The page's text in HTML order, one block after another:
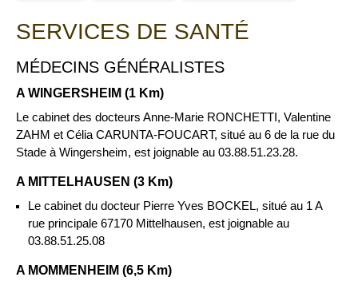
SERVICES DE SANTÉ
MÉDECINS GÉNÉRALISTES
A WINGERSHEIM (1 Km)
Le cabinet des docteurs Anne-Marie RONCHETTI, Valentine
ZAHM et Célia CARUNTA-FOUCART, situé au 6 de la rue du
Stade à Wingersheim, est joignable au 03.88.51.23.28.
A MITTELHAUSEN (3 Km)
Le cabinet du docteur Pierre Yves BOCKEL, situé au 1 A
rue principale 67170 Mittelhausen, est joignable au
03.88.51.25.08
A MOMMENHEIM (6,5 Km)